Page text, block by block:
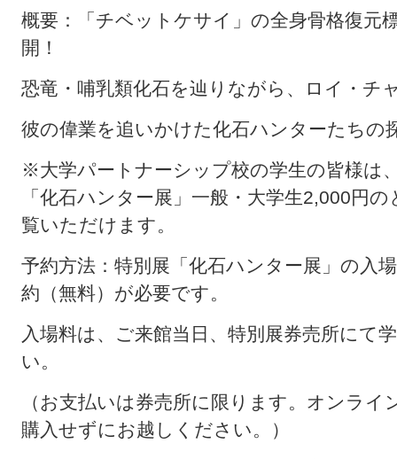
概要：「チベットケサイ」の全身骨格復元
開！
恐竜・哺乳類化石を辿りながら、ロイ・チ
彼の偉業を追いかけた化石ハンターたちの
※大学パートナーシップ校の学生の皆様は
「化石ハンター展」一般・大学生2,000円
覧いただけます。
予約方法：特別展「化石ハンター展」の入
約（無料）が必要です。
入場料は、ご来館当日、特別展券売所にて
い。
（お支払いは券売所に限ります。オンラ
購入せずにお越しください。）